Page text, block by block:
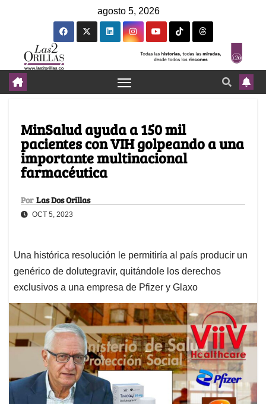
agosto 5, 2026
MinSalud ayuda a 150 mil
pacientes con VIH golpeando a una
importante multinacional
farmacéutica
Por Las Dos Orillas
OCT 5, 2023
Una histórica resolución le permitiría al país producir un
genérico de dolutegravir, quitándole los derechos
exclusivos a una empresa de Pfizer y Glaxo